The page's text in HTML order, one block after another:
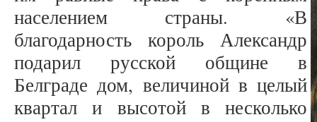
населением страны. «В
благодарность король Александр
подарил русской общине в
Белграде дом, величиной в целый
квартал и высотой в несколько